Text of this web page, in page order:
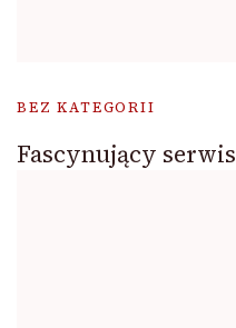
BEZ KATEGORII
Fascynujący serwis